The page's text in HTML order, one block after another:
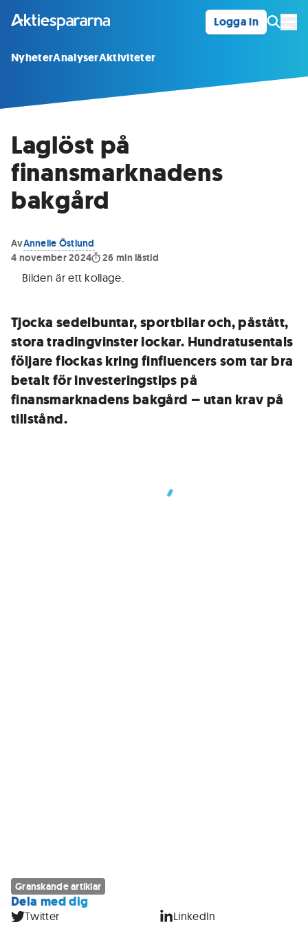
Logga in
NyheterAnalyserAktiviteter
Laglöst på
finansmarknadens
bakgård
AvAnnelie Östlund
4 november 2024
26 min lästid
Bilden är ett kollage.
Tjocka sedelbuntar, sportbilar och, påstått,
stora tradingvinster lockar. Hundratusentals
följare flockas kring finfluencers som tar bra
betalt för investeringstips på
finansmarknadens bakgård – utan krav på
tillstånd.
Granskande artiklar
Dela med dig
Twitter LinkedIn